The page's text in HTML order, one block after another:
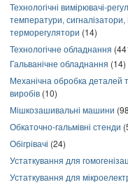
Технологічні вимірювачі-
температури,
терморегулятори (14)
Технологічне обладнання
Гальванічне обладнання (14)
Механічна обробка деталей
виробів (10)
Мішкозашивальні машини
Обкаточно-гальмівні стенди
Обігрівачі (24)
Устаткування для
Устаткування для